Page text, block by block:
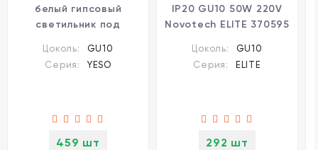
белый гипсовый
светильник под
лампой GU10 макс.
50W Novotech YESO
Цоколь:
GU10
Серия:
YESO
459 шт
IP20 GU10 50W 220V
Novotech ELITE 370595
Цоколь:
GU10
Серия:
ELITE
292 шт